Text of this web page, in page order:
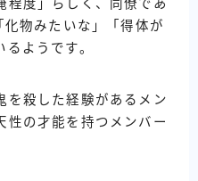
程度」らしく、同僚であ
化物みたいな」「得体が
ようです。
を殺した経験があるメン
性の才能を持つメンバー